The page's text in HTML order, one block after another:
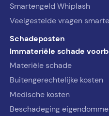
Smartengeld Whiplash
Veelgestelde vragen
Schadeposten
Immateriële schade
Materiële schade
Buitengerechtelijke kosten
Medische kosten
Beschadeging